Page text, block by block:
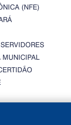
(NFE)
MUNICIPAL